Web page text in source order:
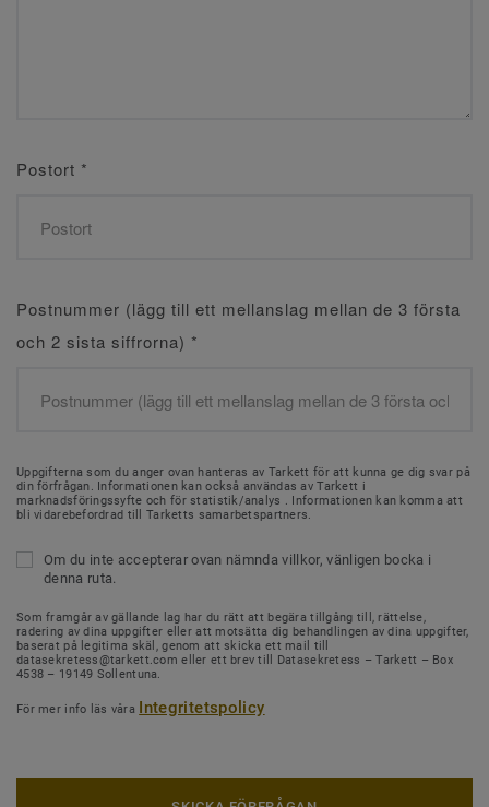
Postort *
Postnummer (lägg till ett mellanslag mellan de 3 första
och 2 sista siffrorna) *
Uppgifterna som du anger ovan hanteras av Tarkett för att kunna ge dig svar på
din förfrågan. Informationen kan också användas av Tarkett i
marknadsföringssyfte och för statistik/analys . Informationen kan komma att
bli vidarebefordrad till Tarketts samarbetspartners.
Om du inte accepterar ovan nämnda villkor, vänligen bocka i
denna ruta.
Som framgår av gällande lag har du rätt att begära tillgång till, rättelse,
radering av dina uppgifter eller att motsätta dig behandlingen av dina uppgifter,
baserat på legitima skäl, genom att skicka ett mail till
datasekretess@tarkett.com eller ett brev till Datasekretess – Tarkett – Box
4538 – 19149 Sollentuna.
För mer info läs våra Integritetspolicy